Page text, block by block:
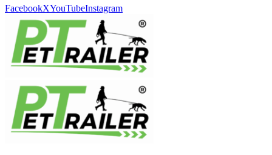
FacebookXYouTubeInstagram